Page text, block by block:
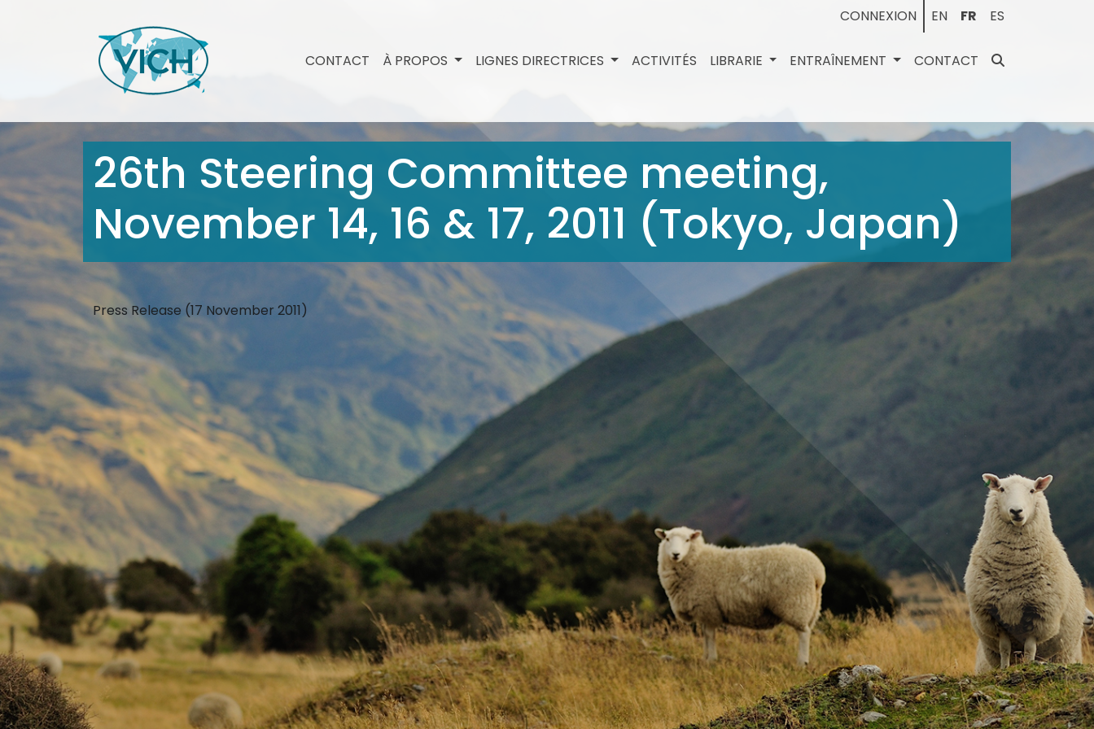
CONNEXION EN FR ES
CONTACT À PROPOS LIGNES DIRECTRICES ACTIVITÉS LIBRARIE ENTRAÎNEMENT CONTACT
26th Steering Committee meeting,
November 14, 16 & 17, 2011 (Tokyo, Japan)
Press Release (17 November 2011)